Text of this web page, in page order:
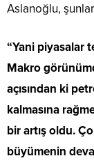
Aslanoğlu,
“Yani piyasalar
Makro
açısından ki
kalmasına
bir artış oldu.
büyümenin